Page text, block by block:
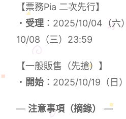
【票務Pia 二次先行】
・ 受理 ：2025/10/04（六
10/08（三）23:59
【一般販售（先搶）】
・ 開始 ：2025/10/19（日
—注意事項（摘錄）
—